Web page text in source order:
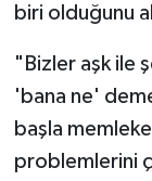
biri olduğunu
"Bizler aşk ile
'bana ne'
başla
problemlerini